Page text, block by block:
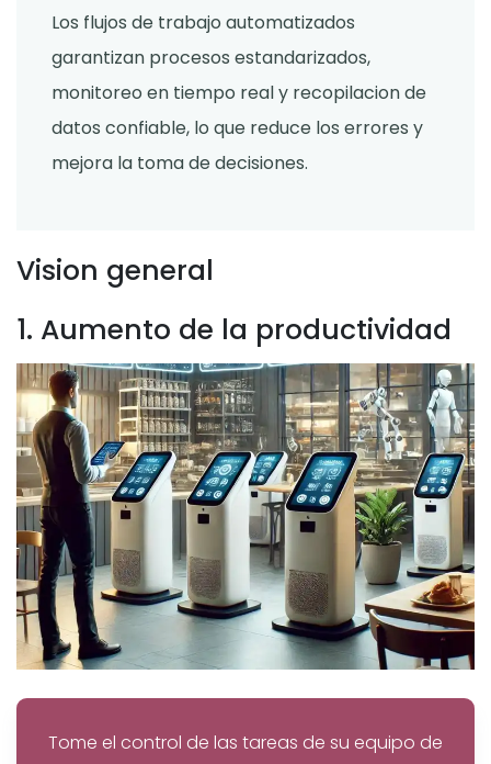
Los flujos de trabajo automatizados
garantizan procesos estandarizados,
monitoreo en tiempo real y recopilacion de
datos confiable, lo que reduce los errores y
mejora la toma de decisiones.
Vision general
1. Aumento de la productividad
Tome el control de las tareas de su equipo de